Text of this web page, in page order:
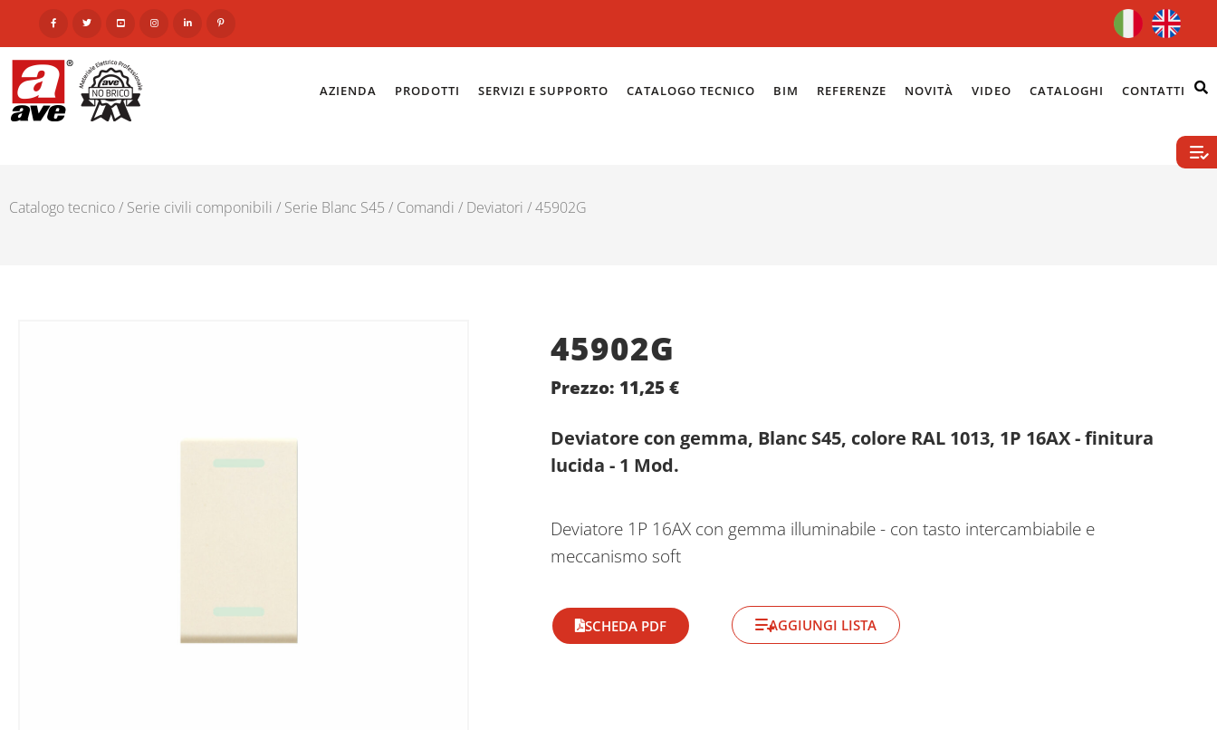
AZIENDA PRODOTTI SERVIZI E SUPPORTO CATALOGO TECNICO BIM REFERENZE NOVITÀ VIDEO CATALOGHI CONTATTI
Catalogo tecnico/ Serie civili componibili / Serie Blanc S45 / Comandi / Deviatori / 45902G
45902G
Prezzo: 11,25€
Deviatore con gemma, Blanc S45, colore RAL 1013, 1P 16AX - finitura
lucida - 1 Mod.
Deviatore 1P 16AX con gemma illuminabile - con tasto intercambiabile e
meccanismo soft
SCHEDA PDF AGGIUNGI LISTA